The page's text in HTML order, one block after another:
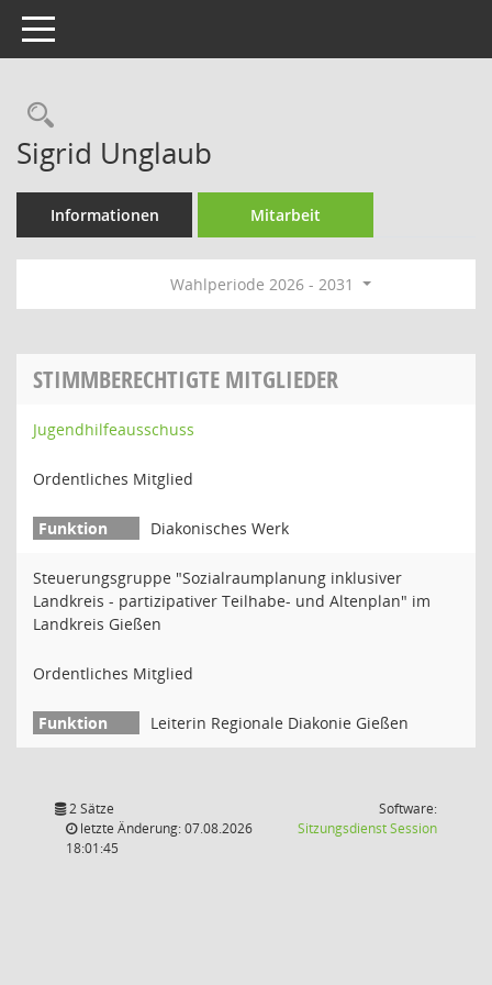
Toggle navigation
Rechercheauswahl
Sigrid Unglaub
Informationen Mitarbeit
Wahlperiode 2026 - 2031
STIMMBERECHTIGTE MITGLIEDER
Jugendhilfeausschuss
Ordentliches Mitglied
Diakonisches Werk
Steuerungsgruppe "Sozialraumplanung inklusiver
Landkreis - partizipativer Teilhabe- und Altenplan" im
Landkreis Gießen
Ordentliches Mitglied
Leiterin Regionale Diakonie Gießen
2 Sätze
letzte Änderung: 07.08.2026
18:01:45
Software:
SitzungsdienstSession(Wird in